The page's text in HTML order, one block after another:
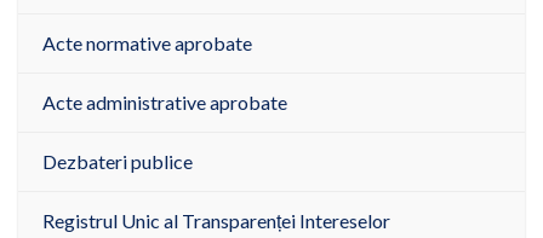
Acte normative aprobate
Acte administrative aprobate
Dezbateri publice
Registrul Unic al Transparenței Intereselor